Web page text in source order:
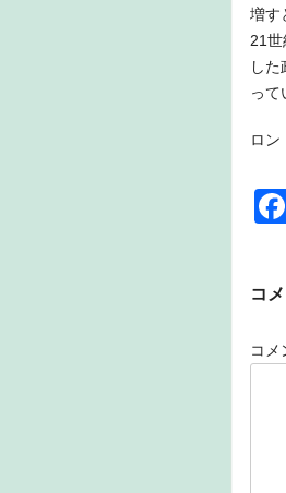
増す
21
し
って
ロン
コ
コメ